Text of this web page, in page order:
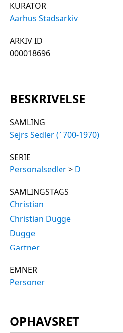
KURATOR
Aarhus Stadsarkiv
ARKIV ID
000018696
BESKRIVELSE
SAMLING
Sejrs Sedler (1700-1970)
SERIE
Personalsedler> D
SAMLINGSTAGS
Christian
Christian Dugge
Dugge
Gartner
EMNER
Personer
OPHAVSRET